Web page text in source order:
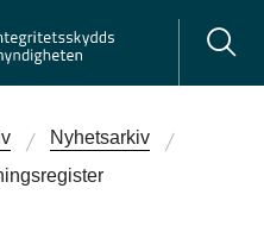
Nyhetsarkiv